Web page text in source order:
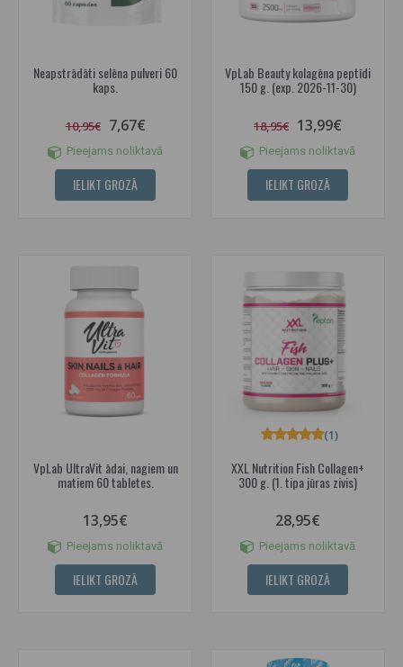
Neapstrādāti selēna pulveri 60
kaps.
10,95€ 7,67€
Pieejams noliktavā
IELIKT GROZĀ
VpLab Beauty kolagēna peptīdi
150 g. (exp. 2026-11-30)
18,95€ 13,99€
Pieejams noliktavā
IELIKT GROZĀ
VpLab UltraVit ādai, nagiem un
matiem 60 tabletes.
13,95€
Pieejams noliktavā
IELIKT GROZĀ
XXL Nutrition Fish Collagen+
300 g. (1. tipa jūras zivis)
(1)
28,95€
Pieejams noliktavā
IELIKT GROZĀ